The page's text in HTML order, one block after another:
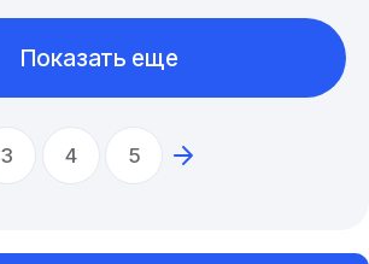
3 4 5
Показать еще